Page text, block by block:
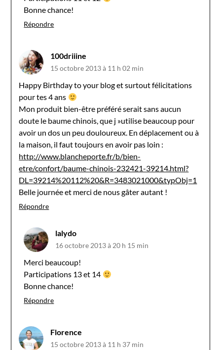
Bonne chance!
Répondre
100driiine
15 octobre 2013 à 11 h 02 min
Happy Birthday to your blog et surtout félicitations
pour tes 4 ans
Mon produit bien-être préféré serait sans aucun
doute le baume chinois, que j »utilise beaucoup pour
avoir un dos un peu douloureux. En déplacement ou à
la maison, il faut toujours en avoir pas loin :
http://www.blancheporte.fr/b/bien-
etre/confort/baume-chinois-232421-39214.html?
DL=39214%20112%20&R=3483021000&typObj=1
Belle journée et merci de nous gâter autant !
Répondre
lalydo
16 octobre 2013 à 20 h 15 min
Merci beaucoup!
Participations 13 et 14
Bonne chance!
Répondre
Florence
15 octobre 2013 à 11 h 37 min